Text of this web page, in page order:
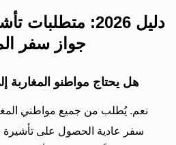
دليل 2026:
جواز سفر
هل يحتاج مواطنو المغاربة
نعم. يُطلب من جميع مواطني
سفر عادية الحصول على تأشيرة